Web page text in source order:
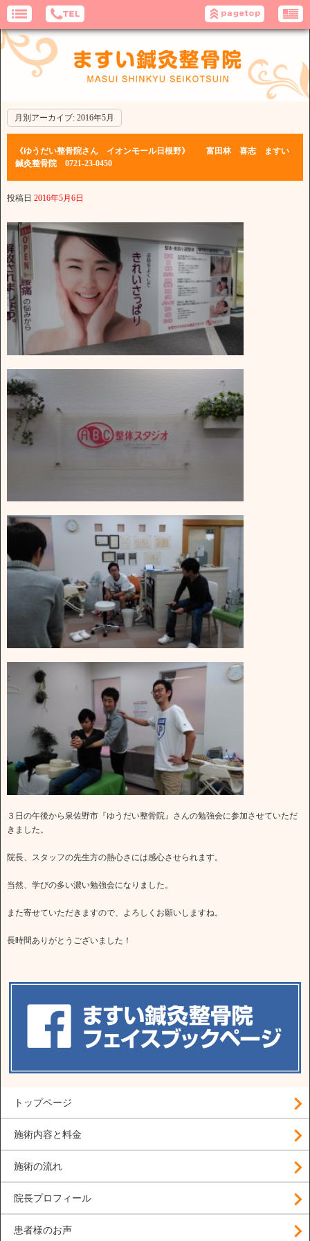
月別アーカイブ: 2016年5月
《ゆうだい整骨院さん イオンモール日根野》 富田林 喜志 ますい
鍼灸整骨院 0721-23-0450
投稿日 2016年5月6日
３日の午後から泉佐野市『ゆうだい整骨院』さんの勉強会に参加させていただ
きました。
院長、スタッフの先生方の熱心さには感心させられます。
当然、学びの多い濃い勉強会になりました。
また寄せていただきますので、よろしくお願いしますね。
長時間ありがとうございました！
トップページ
施術内容と料金
施術の流れ
院長プロフィール
患者様のお声